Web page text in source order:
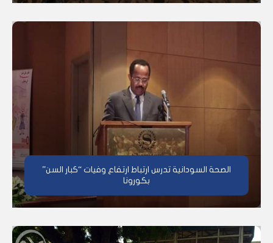
الصحة السودانية تدرس ارتباط ارتفاع وفيات “كبار السن”
بكورونا